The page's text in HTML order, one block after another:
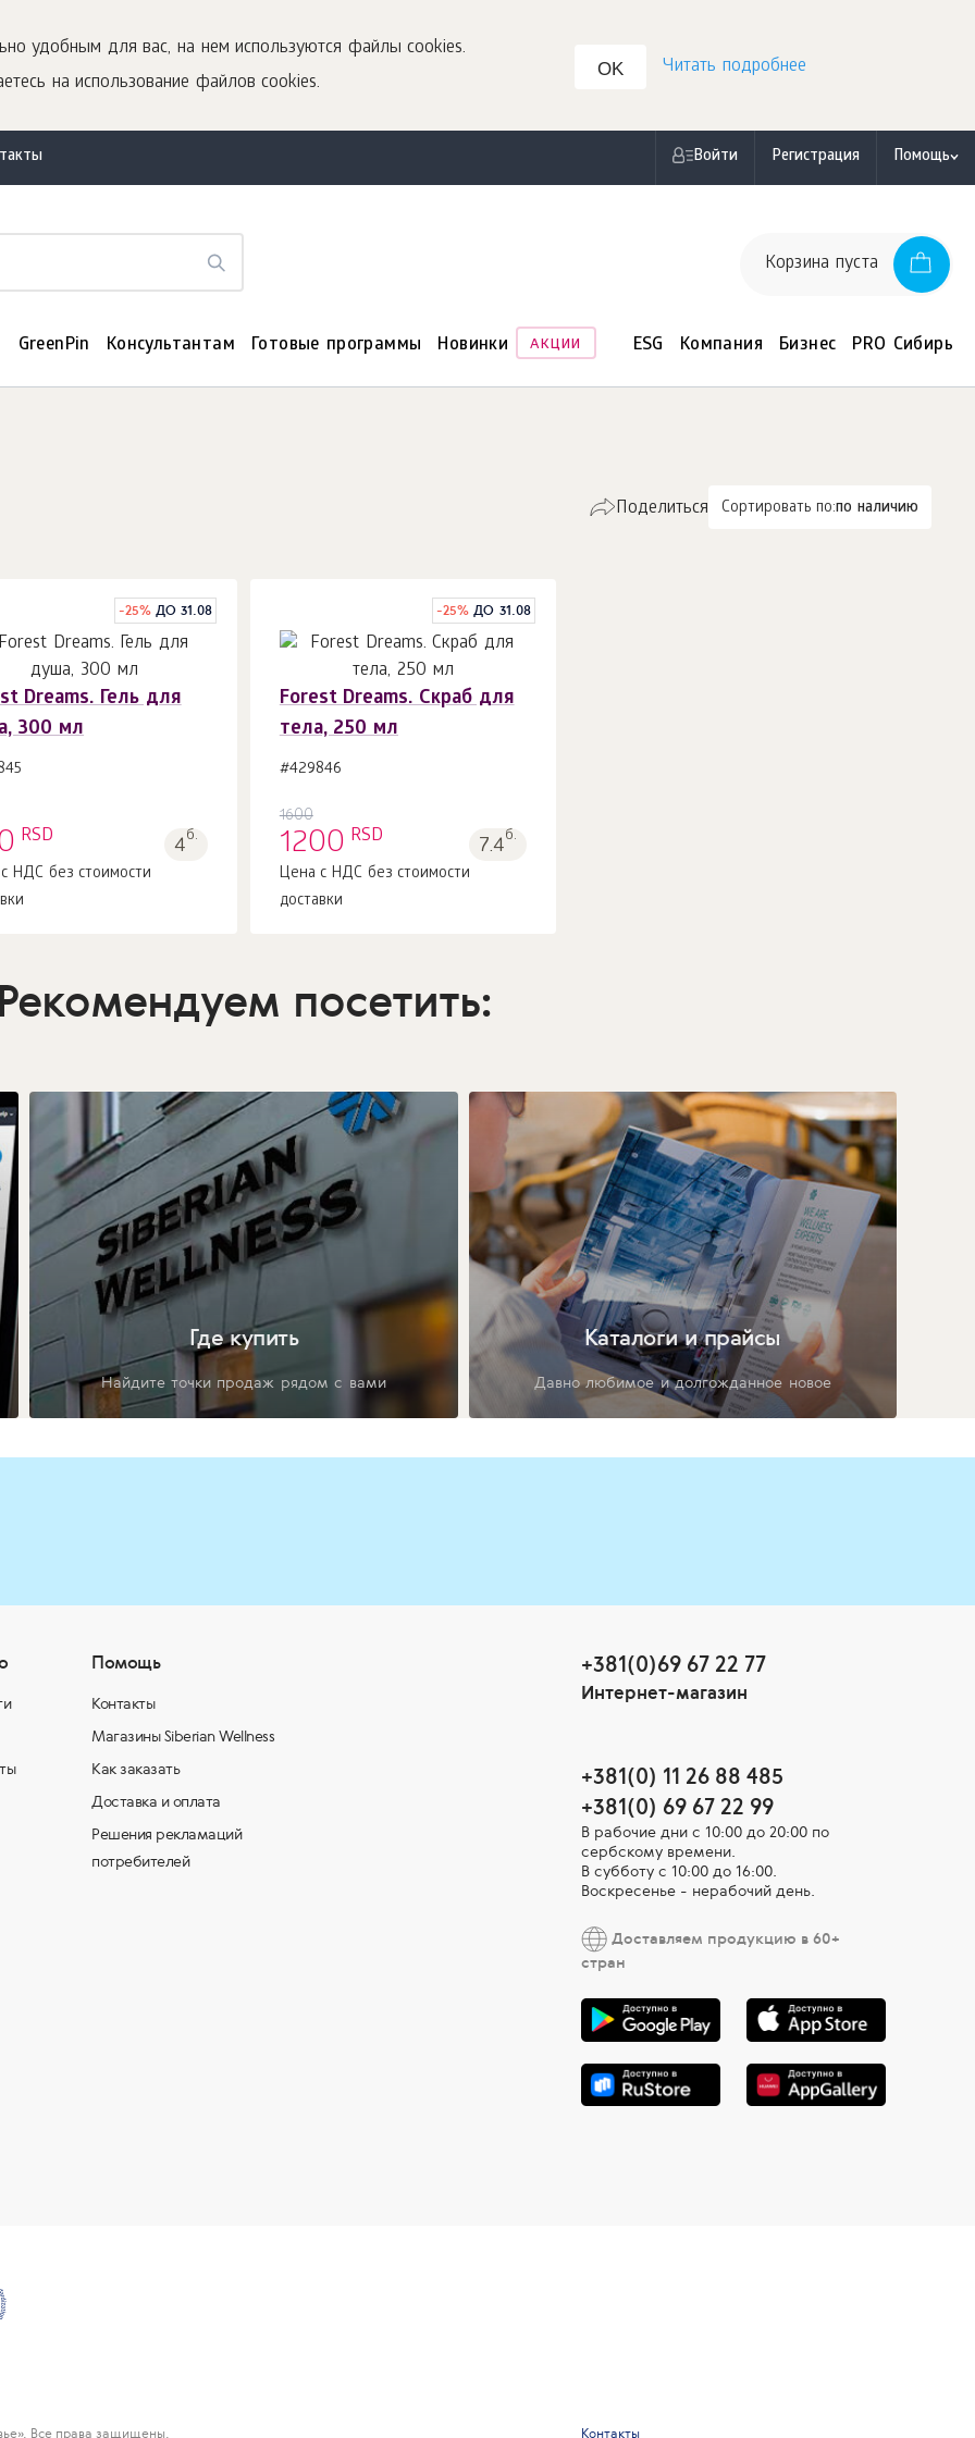
удобным для вас, на нем используются файлы cookies.
на использование файлов cookies.
OK Читать подробнее
Войти Регистрация Помощь
Корзина пуста
GreenPin Консультантам Готовые программы Новинки АКЦИИ ESG Компания Бизнес PRO Сибирь
Сортировать по:по наличию
Поделиться
-25% ДО 31.08
Dreams. Гель для
300 мл
RSD 4б.
НДС без стоимости
-25% ДО 31.08
Forest Dreams. Скраб для
тела, 250 мл
#429846
1600
1200 RSD 7.4б.
Цена с НДС без стоимости
доставки
посетить:
Где купить
Найдите точки продаж рядом с вами
Каталоги и прайсы
Давно любимое и долгожданное новое
Помощь
Контакты
Магазины Siberian Wellness
Как заказать
Доставка и оплата
Решения рекламаций
потребителей
+381(0)69 67 22 77
Интернет-магазин
+381(0) 11 26 88 485
+381(0) 69 67 22 99
В рабочие дни c 10:00 до 20:00 по
сербскому времени.
В субботу с 10:00 дo 16:00.
Воскресенье - нерабочий день.
Доставляем продукцию в 60+
стран
Все права защищены. Контакты